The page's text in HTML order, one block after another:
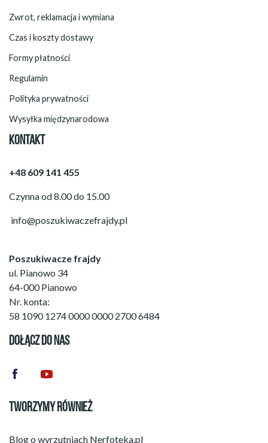
Zwrot, reklamacja i wymiana
Czas i koszty dostawy
Formy płatności
Regulamin
Polityka prywatności
Wysyłka międzynarodowa
KONTAKT
+48 609 141 455
Czynna od 8.00 do 15.00
info@poszukiwaczefrajdy.pl
Poszukiwacze frajdy
ul. Pianowo 34
64-000 Pianowo
Nr. konta:
58 1090 1274 0000 0000 2700 6484
DOŁĄCZ DO NAS
TWORZYMY RÓWNIEŻ
Blog o wyrzutniach Nerfoteka.pl